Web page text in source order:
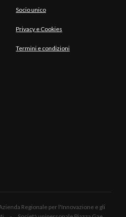
Socio unico
Privacy e Cookies
Termini e condizioni
Regionale per l'Innovazione e gli